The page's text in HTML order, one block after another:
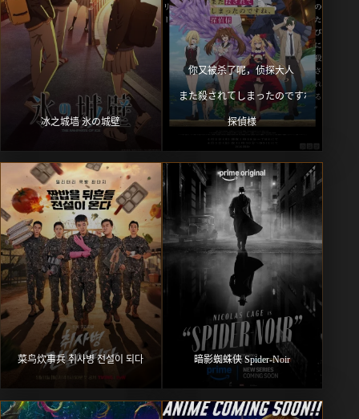
冰之城墙 氷の城壁
你又被杀了呢，侦探大人
また殺されてしまったのですね、
探偵様
菜鸟炊事兵 취사병 전설이 되다 暗影蜘蛛侠 Spider-Noir